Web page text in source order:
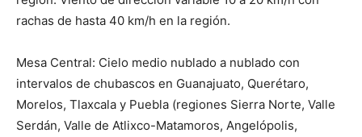
rachas de hasta 40 km/h en la región.
Mesa Central: Cielo medio nublado a nublado con
intervalos de chubascos en Guanajuato, Querétaro,
Morelos, Tlaxcala y Puebla (regiones Sierra Norte, Valle
Serdán, Valle de Atlixco-Matamoros, Angelópolis,